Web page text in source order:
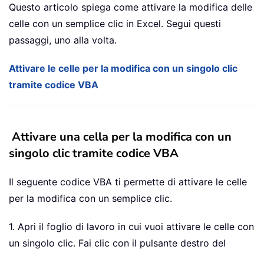
Questo articolo spiega come attivare la modifica delle
celle con un semplice clic in Excel. Segui questi
passaggi, uno alla volta.
Attivare le celle per la modifica con un singolo clic
tramite codice VBA
Attivare una cella per la modifica con un
singolo clic tramite codice VBA
Il seguente codice VBA ti permette di attivare le celle
per la modifica con un semplice clic.
1. Apri il foglio di lavoro in cui vuoi attivare le celle con
un singolo clic. Fai clic con il pulsante destro del